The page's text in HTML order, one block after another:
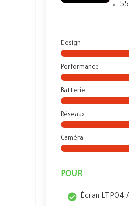
Design
Performance
Batterie
Réseaux
Caméra
POUR
Écran LTPO4